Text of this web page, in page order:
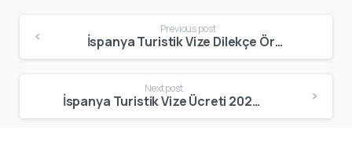
Previous post
İspanya Turistik Vize Dilekçe Örneği: 2025 Güncel Örnek Metinler, Doğru Yazım Kuralları ve Ret Riskini Azaltan İpuçları
Next post
İspanya Turistik Vize Ücreti 2025: Güncel Konsolosluk Harcı, BLS Bedeli ve Toplam Maliyet Hesaplama Rehberi